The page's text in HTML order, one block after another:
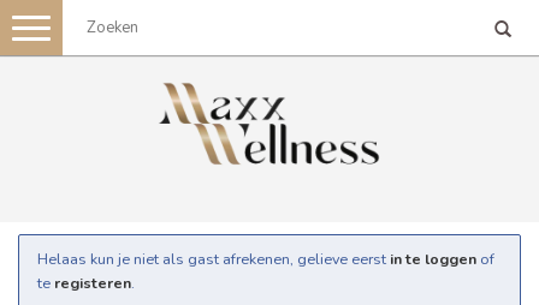
Toggle
navigation
Helaas kun je niet als gast afrekenen, gelieve eerst in te loggen of
te registeren.